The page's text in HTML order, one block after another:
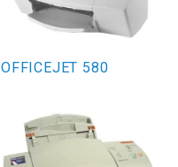
OFFICEJET 580